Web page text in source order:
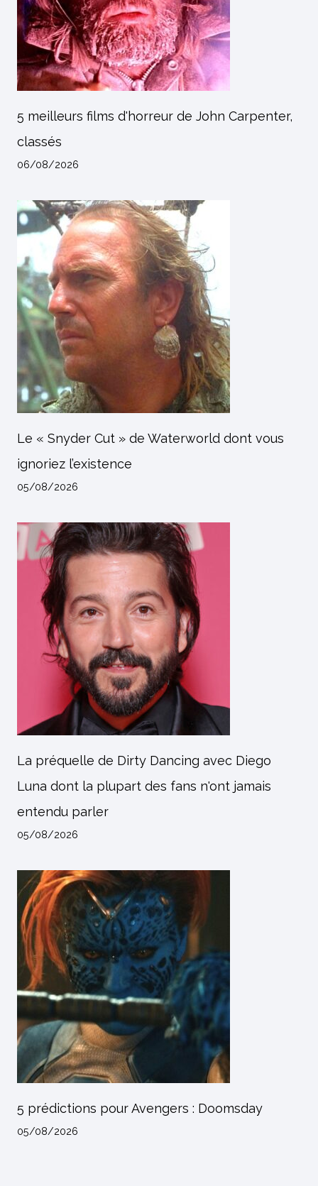
5 meilleurs films d'horreur de John Carpenter,
classés
06/08/2026
Le « Snyder Cut » de Waterworld dont vous
ignoriez l’existence
05/08/2026
La préquelle de Dirty Dancing avec Diego
Luna dont la plupart des fans n'ont jamais
entendu parler
05/08/2026
5 prédictions pour Avengers : Doomsday
05/08/2026